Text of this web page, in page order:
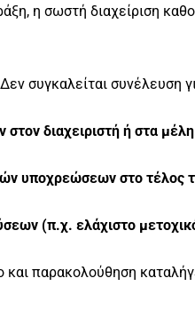
η σωστή διαχείριση
Δεν συγκαλείται συνέλευση
διαχειριστή ή στα
υποχρεώσεων στο τέλος
(π.χ. ελάχιστο
παρακολούθηση